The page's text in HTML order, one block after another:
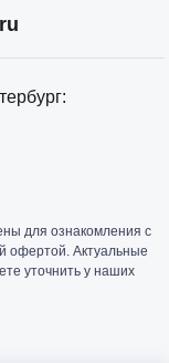
для ознакомления с
офертой. Актуальные
уточнить у наших